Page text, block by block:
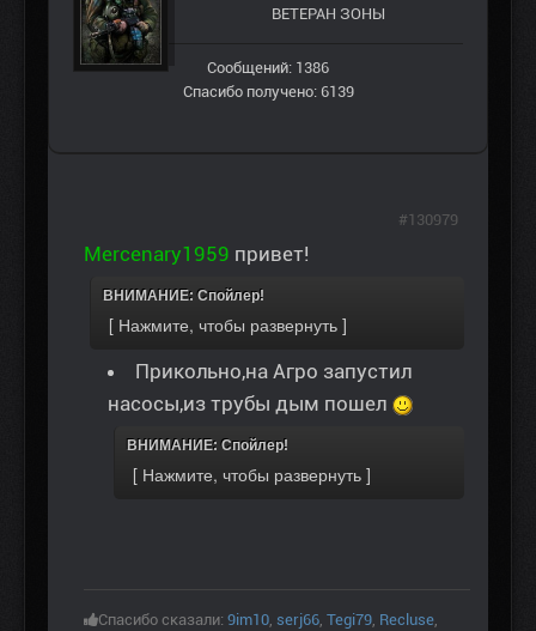
ВЕТЕРАН ЗOНЫ
Сообщений: 1386
Спасибо получено: 6139
Mercenary1959 привет!
ВНИМАНИЕ: Спойлер!
Прикольно,на Агро запустил
насосы,из трубы дым пошел
ВНИМАНИЕ: Спойлер!
Спасибо сказали: 9im10, serj66, Tegi79, Recluse,
#130979